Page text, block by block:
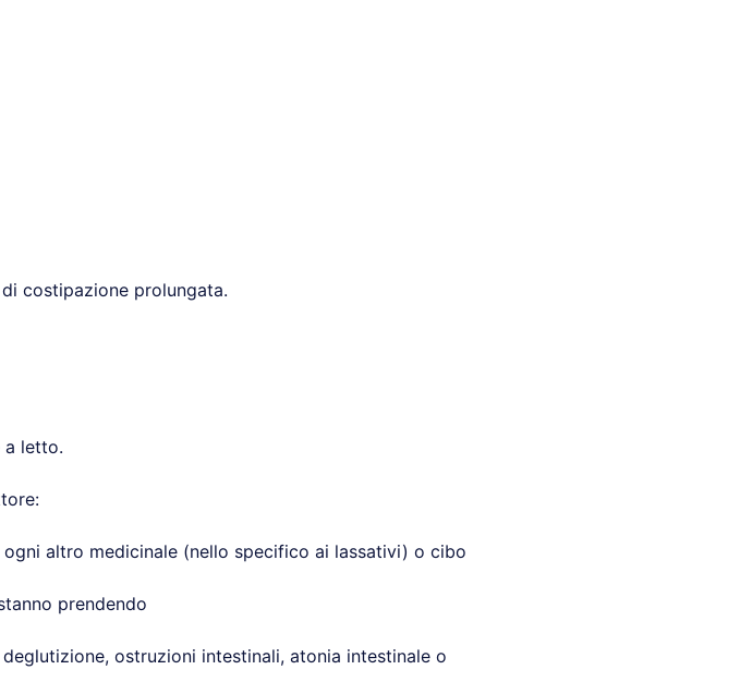
costipazione prolungata.
a letto.
altro medicinale (nello specifico ai lassativi) o cibo
prendendo
ostruzioni intestinali, atonia intestinale o